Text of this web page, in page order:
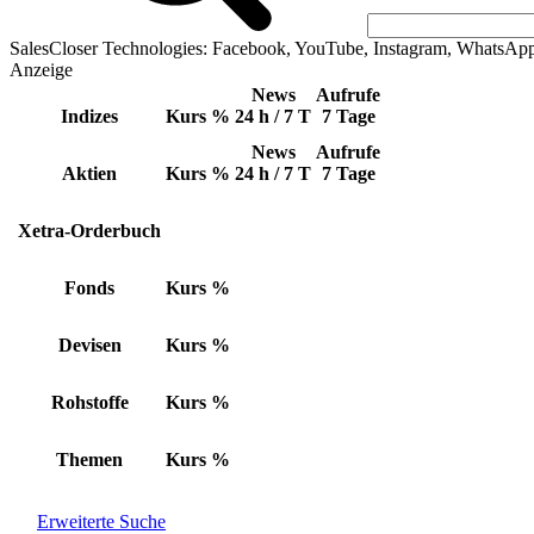
SalesCloser Technologies: Facebook, YouTube, Instagram,
Anzeige
Indizes Kurs %
News
24 h / 7 T
Aufrufe
7 Tage
Aktien Kurs %
News
24 h / 7 T
Aufrufe
7 Tage
Xetra-Orderbuch
Fonds Kurs %
Devisen Kurs %
Rohstoffe Kurs %
Themen Kurs %
Erweiterte Suche